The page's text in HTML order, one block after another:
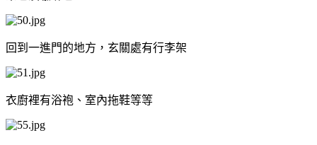
回到一進門的地方，玄關處有行李架
衣廚裡有浴袍、室內拖鞋等等